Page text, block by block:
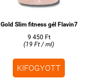
Gold Slim fitness gél Flavin7
9 450 Ft
(19 Ft / ml)
KIFOGYOTT